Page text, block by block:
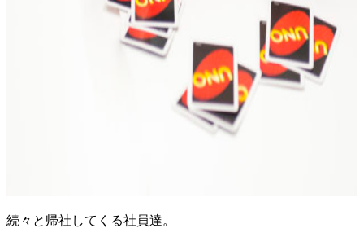
続々と帰社してくる社員達。